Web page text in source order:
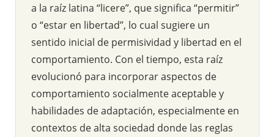
a la raíz latina “licere”, que significa “permitir”
o “estar en libertad”, lo cual sugiere un
sentido inicial de permisividad y libertad en el
comportamiento. Con el tiempo, esta raíz
evolucionó para incorporar aspectos de
comportamiento socialmente aceptable y
habilidades de adaptación, especialmente en
contextos de alta sociedad donde las reglas